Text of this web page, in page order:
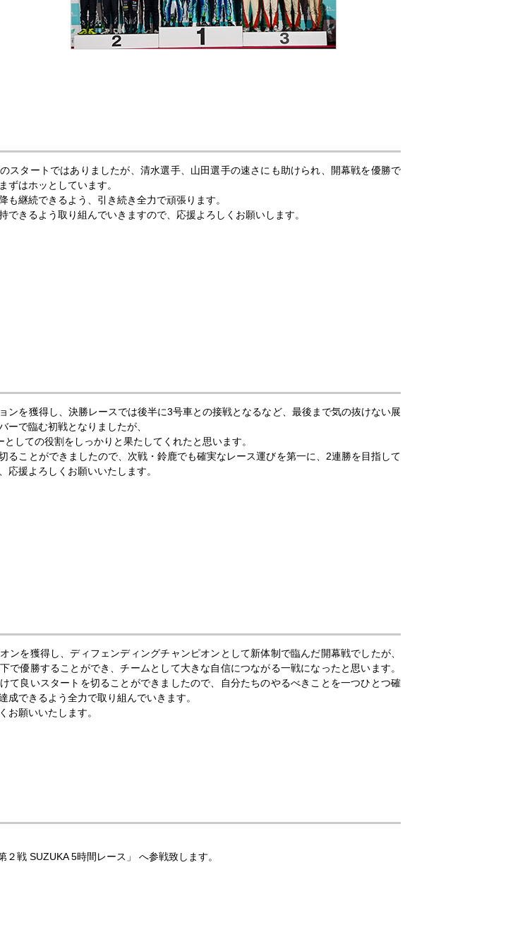
スタートではありましたが、清水選手、山田選手の速さにも助けられ、開幕戦を優勝で
ずはホッとしています。
も継続できるよう、引き続き全力で頑張ります。
できるよう取り組んでいきますので、応援よろしくお願いします。
ンを獲得し、決勝レースでは後半に3号車との接戦となるなど、最後まで気の抜けない展
ーで臨む初戦となりましたが、
しての役割をしっかりと果たしてくれたと思います。
ることができましたので、次戦・鈴鹿でも確実なレース運びを第一に、2連勝を目指して
応援よろしくお願いいたします。
ンを獲得し、ディフェンディングチャンピオンとして新体制で臨んだ開幕戦でしたが、
で優勝することができ、チームとして大きな自信につながる一戦になったと思います。
て良いスタートを切ることができましたので、自分たちのやるべきことを一つひとつ確
成できるよう全力で取り組んでいきます。
お願いいたします。
戦 SUZUKA 5時間レース」 へ参戦致します。